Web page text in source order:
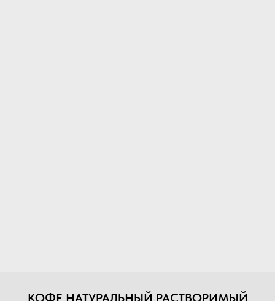
КОФЕ НАТУРАЛЬНЫЙ РАСТВОРИМЫЙ